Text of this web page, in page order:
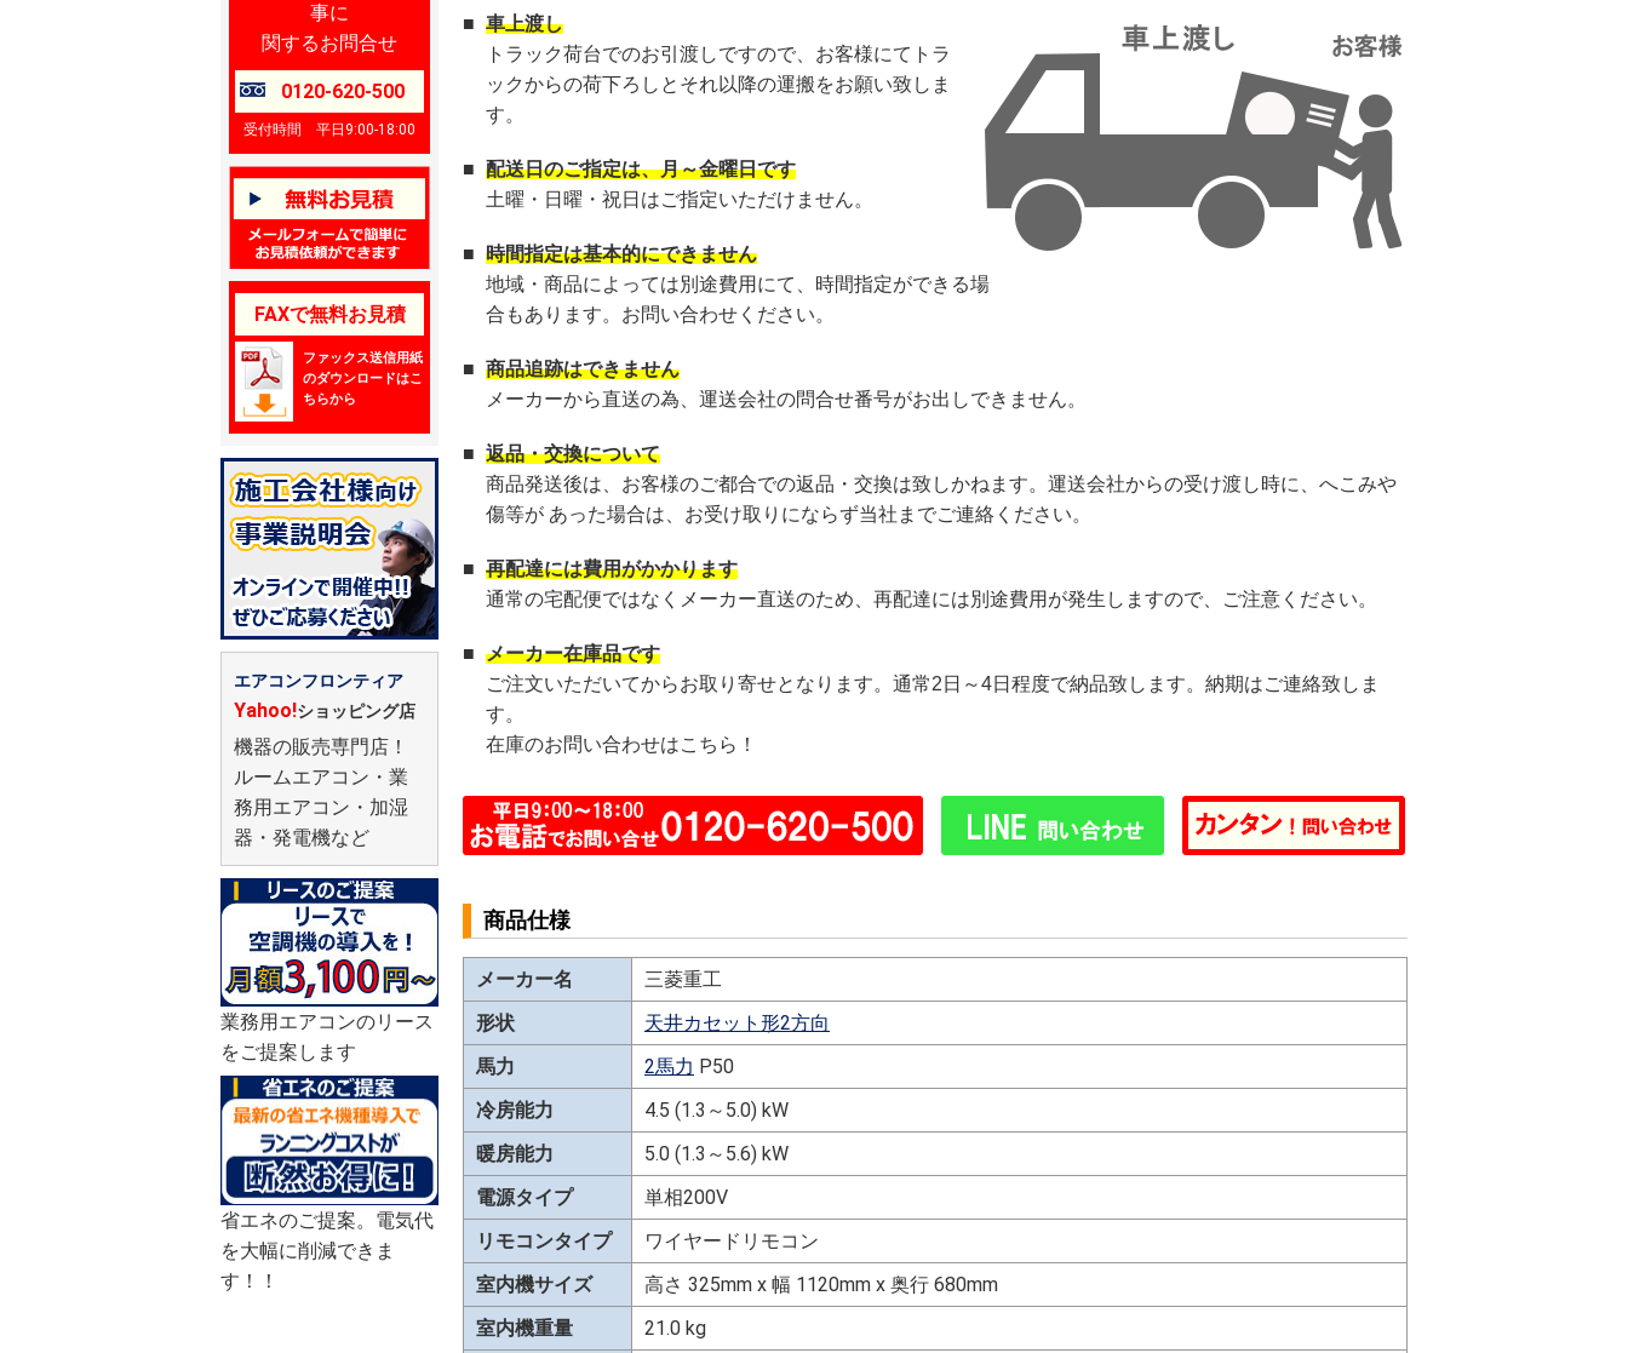
事に
関するお問合せ
0120-620-500
受付時間 平日9:00-18:00
FAXで無料お見積
ファックス送信用紙
のダウンロードはこ
ちらから
エアコンフロンティア
Yahoo!ショッピング店
機器の販売専門店！
ルームエアコン・業
務用エアコン・加湿
器・発電機など
業務用エアコンのリース
をご提案します
省エネのご提案。電気代
を大幅に削減できま
す！！
■ 車上渡し
トラック荷台でのお引渡しですので、お客様にてトラ
ックからの荷下ろしとそれ以降の運搬をお願い致しま
す。
■ 配送日のご指定は、月～金曜日です
土曜・日曜・祝日はご指定いただけません。
■ 時間指定は基本的にできません
地域・商品によっては別途費用にて、時間指定ができる場
合もあります。お問い合わせください。
■ 商品追跡はできません
メーカーから直送の為、運送会社の問合せ番号がお出しできません。
■ 返品・交換について
商品発送後は、お客様のご都合での返品・交換は致しかねます。運送会社からの受け渡し時に、へこみや
傷等が あった場合は、お受け取りにならず当社までご連絡ください。
■ 再配達には費用がかかります
通常の宅配便ではなくメーカー直送のため、再配達には別途費用が発生しますので、ご注意ください。
■ メーカー在庫品です
ご注文いただいてからお取り寄せとなります。通常2日～4日程度で納品致します。納期はご連絡致しま
す。
在庫のお問い合わせはこちら！
商品仕様
メーカー名
三菱重工
形状
天井カセット形2方向
馬力
2馬力 P50
冷房能力
4.5 (1.3～5.0) kW
暖房能力
5.0 (1.3～5.6) kW
電源タイプ
単相200V
リモコンタイプ
ワイヤードリモコン
室内機サイズ
高さ 325mm x 幅 1120mm x 奥行 680mm
室内機重量
21.0 kg